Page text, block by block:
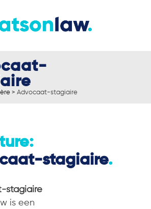
> Advocaat-stagiaire
stagiaire.
stagiaire
is een